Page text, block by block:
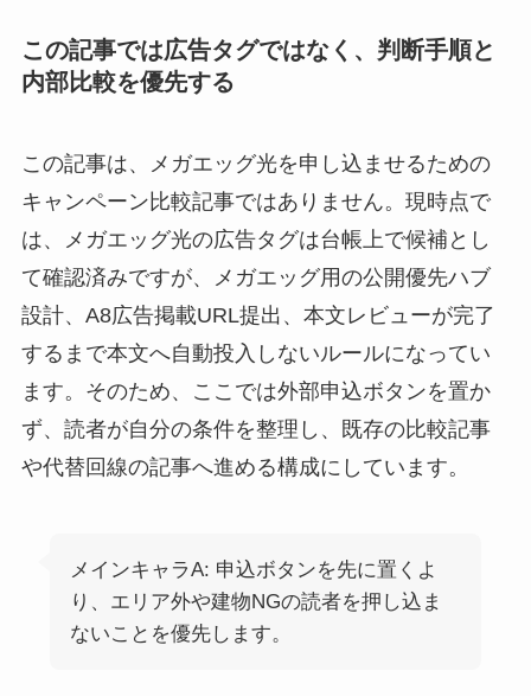
この記事では広告タグではなく、判断手順と
内部比較を優先する
この記事は、メガエッグ光を申し込ませるための
キャンペーン比較記事ではありません。現時点で
は、メガエッグ光の広告タグは台帳上で候補とし
て確認済みですが、メガエッグ用の公開優先ハブ
設計、A8広告掲載URL提出、本文レビューが完了
するまで本文へ自動投入しないルールになってい
ます。そのため、ここでは外部申込ボタンを置か
ず、読者が自分の条件を整理し、既存の比較記事
や代替回線の記事へ進める構成にしています。
メインキャラA: 申込ボタンを先に置くよ
り、エリア外や建物NGの読者を押し込ま
ないことを優先します。